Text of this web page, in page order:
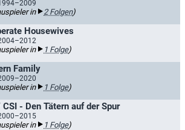
in 2 Folgen)
Housewives
in 1 Folge)
Family
in 1 Folge)
CSI - Den Tätern auf der Spur
in 1 Folge)